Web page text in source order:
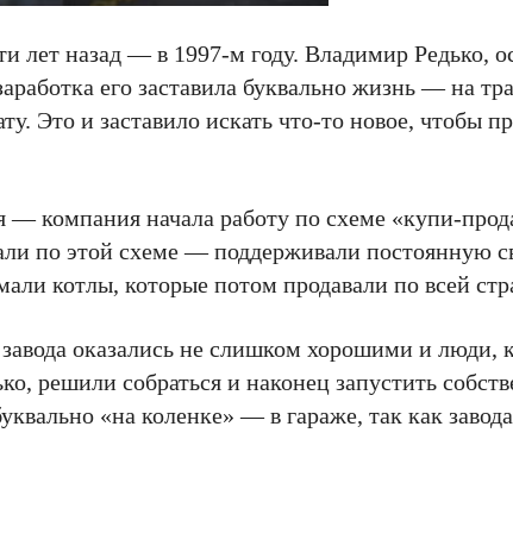
лет назад — в 1997-м году. Владимир Редько,
его заставила буквально жизнь — на
Это и заставило искать что-то новое, чтобы
— компания начала работу по схеме «купи-
по этой схеме — поддерживали постоянную
котлы, которые потом продавали по всей
оказались не слишком хорошими и люди,
решили собраться и наконец запустить
«на коленке» — в гараже, так как